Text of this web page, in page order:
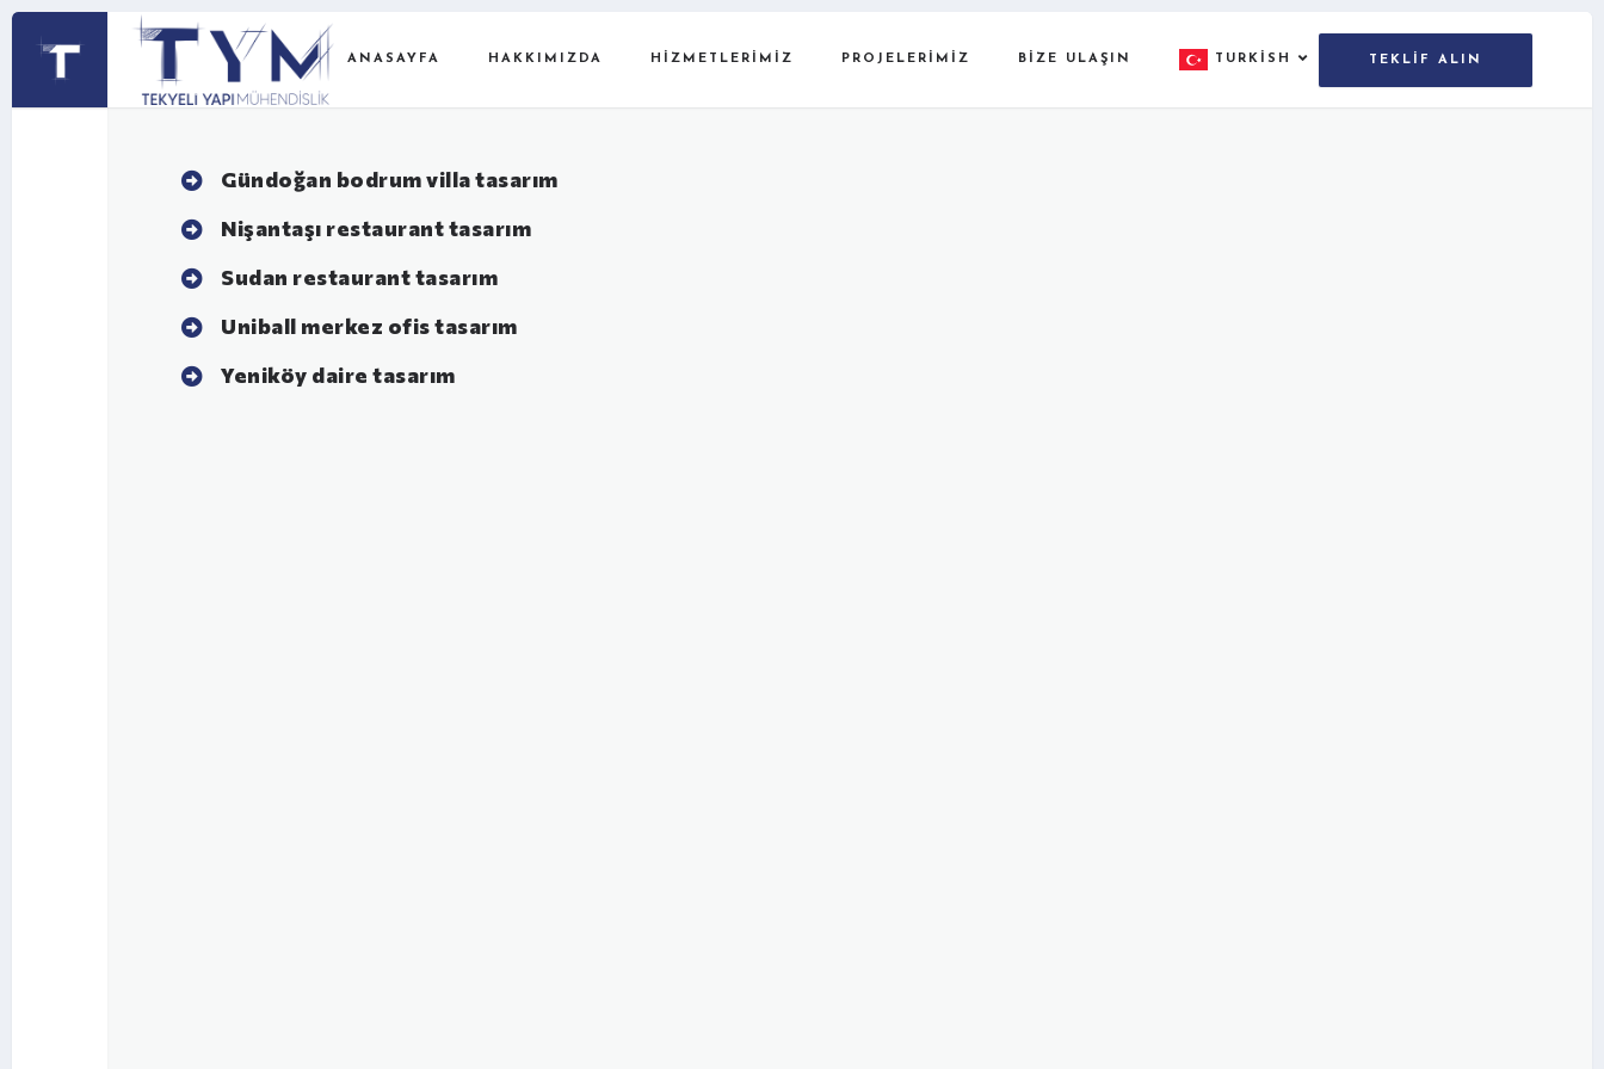
ANASAYFA HAKKIMIZDA HIZMETLERIMIZ PROJELERIMIZ BIZE ULAŞIN TURKISH TEKLIF ALIN
Gündoğan bodrum villa tasarım
Nişantaşı restaurant tasarım
Sudan restaurant tasarım
Uniball merkez ofis tasarım
Yeniköy daire tasarım